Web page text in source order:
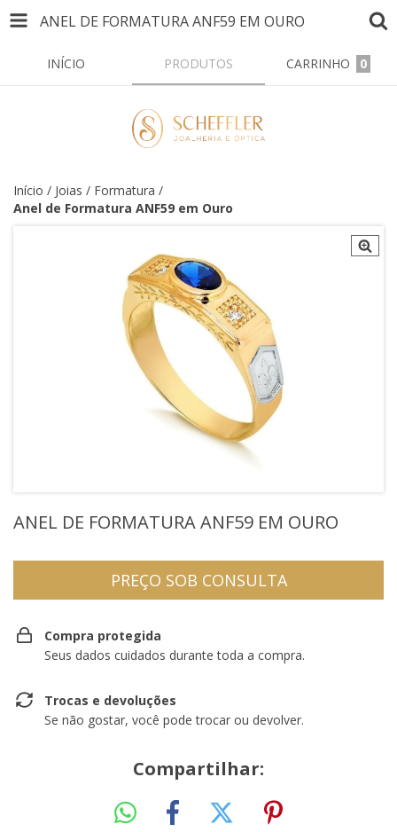
ANEL DE FORMATURA ANF59 EM OURO
INÍCIO PRODUTOS CARRINHO 0
Início / Joias / Formatura /
Anel de Formatura ANF59 em Ouro
ANEL DE FORMATURA ANF59 EM OURO
Compra protegida
Seus dados cuidados durante toda a compra.
Trocas e devoluções
Se não gostar, você pode trocar ou devolver.
Compartilhar: